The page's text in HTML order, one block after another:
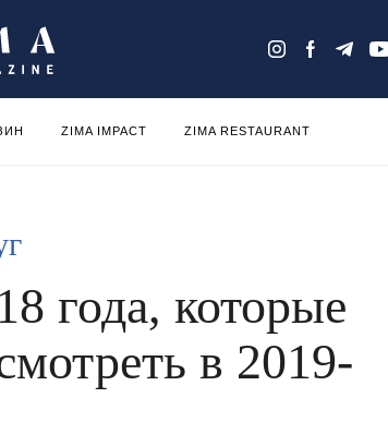
ZIMA IMPACT ZIMA RESTAURANT
года, которые
в 2019-